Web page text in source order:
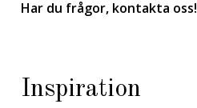
Har du frågor, kontakta oss!
Inspiration